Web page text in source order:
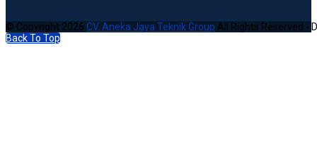
© Copyright 2026 CV. Aneka Jaya Teknik Group All Rights Reserved -
Back To Top